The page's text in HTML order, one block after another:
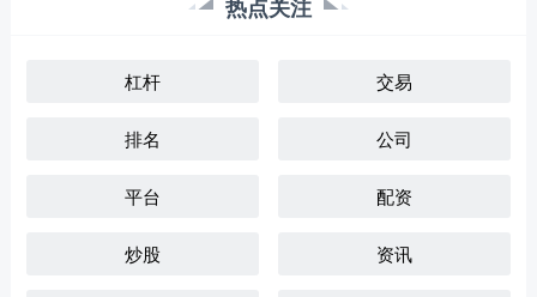
热点关注
杠杆 交易
排名 公司
平台 配资
炒股 资讯